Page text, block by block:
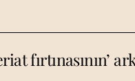
fırtınasının’